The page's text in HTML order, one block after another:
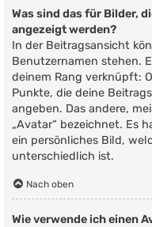
Was sind das für Bilder,
angezeigt werden?
In der Beitragsansicht
Benutzernamen stehen.
deinem Rang verknüpft:
Punkte, die deine
angeben. Das andere,
„Avatar“ bezeichnet. Es
ein persönliches Bild,
unterschiedlich ist.
Nach oben
Wie verwende ich einen